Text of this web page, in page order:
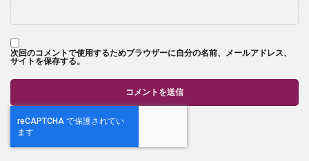
次回のコメントで使用するためブラウザーに自分の名前、メールアドレス、
サイトを保存する。